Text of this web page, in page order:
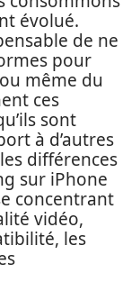
évolué.
de ne
pour
même du
ces
sont
à d’autres
différences
sur iPhone
concentrant
vidéo,
les